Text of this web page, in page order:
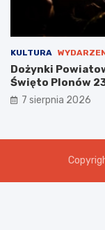
KULTURA
Dożynki
Święto Plonów
7 sierpnia 2026